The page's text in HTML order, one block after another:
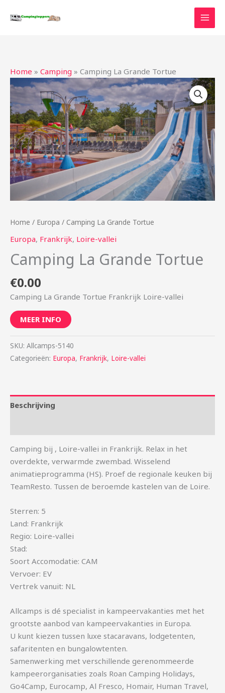
naar
Home » Camping » Camping La Grande Tortue
Home / Europa / Camping La Grande Tortue
Europa, Frankrijk, Loire-vallei
Camping La Grande Tortue
€0.00
Camping La Grande Tortue Frankrijk Loire-vallei
MEER INFO
SKU: Allcamps-5140
Categorieën: Europa, Frankrijk, Loire-vallei
Beschrijving
Camping bij , Loire-vallei in Frankrijk. Relax in het
overdekte, verwarmde zwembad. Wisselend
animatieprogramma (HS). Proef de regionale keuken bij
TeamResto. Tussen de beroemde kastelen van de Loire.
Sterren: 5
Land: Frankrijk
Regio: Loire-vallei
Stad:
Soort Accomodatie: CAM
Vervoer: EV
Vertrek vanuit: NL
Allcamps is dé specialist in kampeervakanties met het
grootste aanbod van kampeervakanties in Europa.
U kunt kiezen tussen luxe stacaravans, lodgetenten,
safaritenten en bungalowtenten.
Samenwerking met verschillende gerenommeerde
kampeerorganisaties zoals Roan Camping Holidays,
Go4Camp, Eurocamp, Al Fresco, Homair, Human Travel,